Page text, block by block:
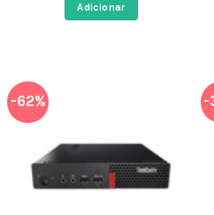
599,00 €.
Adicionar
-62% -